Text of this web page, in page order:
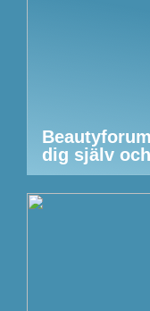
dig själv